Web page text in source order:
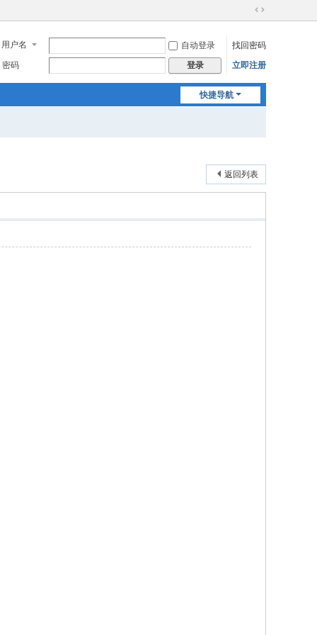
切
到
宽
版
用户名 自动登录
找回密码
密码
登录 立即注册
快捷导航
返回列表